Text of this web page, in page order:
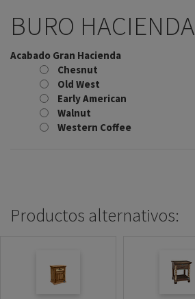
BURO HACIENDA
Acabado Gran Hacienda
Chesnut
Old West
Early American
Walnut
Western Coffee
Productos alternativos: